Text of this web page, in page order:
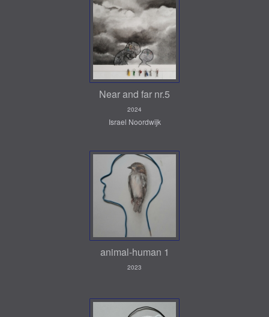
Near and far nr.5
2024
Israel Noordwijk
animal-human 1
2023